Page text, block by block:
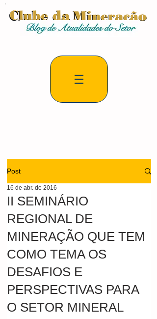
Post
II SEMINÁRIO
REGIONAL DE
MINERAÇÃO QUE TEM
COMO TEMA OS
DESAFIOS E
PERSPECTIVAS PARA
O SETOR MINERAL
16 de abr. de 2016